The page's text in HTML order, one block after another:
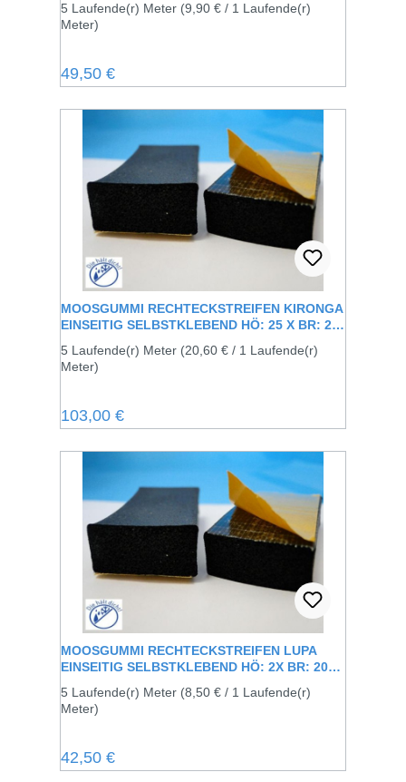
5 Laufende(r) Meter (9,90 € / 1 Laufende(r)
Meter)
Regulärer Preis:
49,50 €
MOOSGUMMI RECHTECKSTREIFEN KIRONGA
EINSEITIG SELBSTKLEBEND HÖ: 25 X BR: 25
5 Laufende(r) Meter (20,60 € / 1 Laufende(r)
Meter)
Regulärer Preis:
103,00 €
MOOSGUMMI RECHTECKSTREIFEN LUPA
EINSEITIG SELBSTKLEBEND HÖ: 2X BR: 20
5 Laufende(r) Meter (8,50 € / 1 Laufende(r)
Meter)
Regulärer Preis:
42,50 €